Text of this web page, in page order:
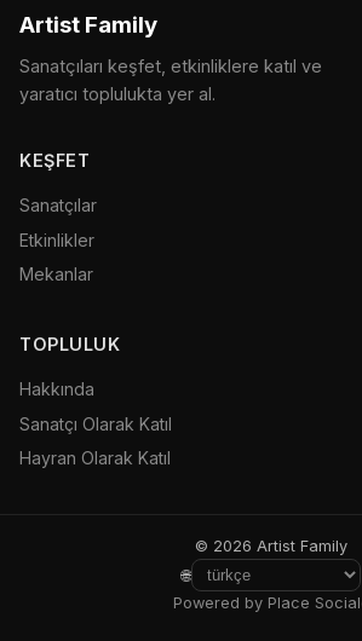
Artist Family
Sanatçıları keşfet, etkinliklere katıl ve
yaratıcı toplulukta yer al.
KEŞFET
Sanatçılar
Etkinlikler
Mekanlar
TOPLULUK
Hakkında
Sanatçı Olarak Katıl
Hayran Olarak Katıl
© 2026 Artist Family
🌐
Powered by Place